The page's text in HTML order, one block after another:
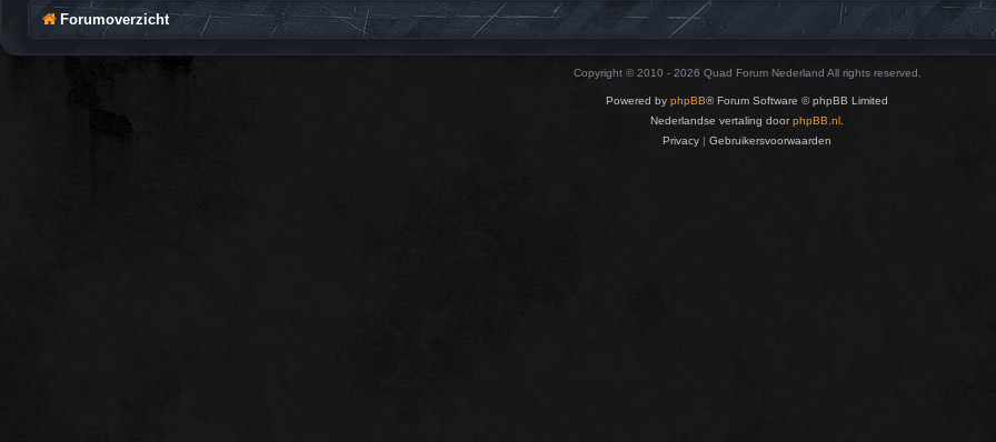
Forumoverzicht
Copyright © 2010 - 2026 Quad Forum Nederland All rights reserved.
Powered by phpBB® Forum Software © phpBB Limited
Nederlandse vertaling doorphpBB.nl
Privacy | Gebruikersvoorwaarden